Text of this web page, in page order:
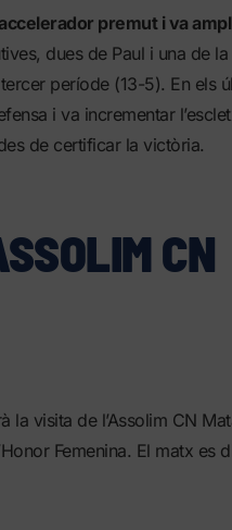
premut i va
dues de Paul i una de
període (13-5). En els
i va incrementar
de certificar la victòria.
CN
la visita de l’Assolim CN
Femenina. El matx es